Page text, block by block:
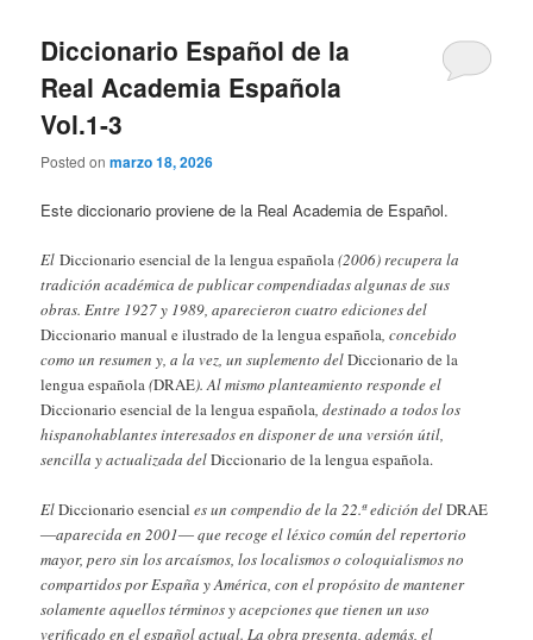
Diccionario Español de la
Real Academia Española
Vol.1-3
Posted onmarzo 18, 2026
Este diccionario proviene de la Real Academia de Español.
ElDiccionario esencial de la lengua española(2006) recupera la
tradición académica de publicar compendiadas algunas de sus
obras. Entre 1927 y 1989, aparecieron cuatro ediciones del
Diccionario manual e ilustrado de la lengua española, concebido
como un resumen y, a la vez, un suplemento delDiccionario de la
lengua española(DRAE). Al mismo planteamiento responde el
Diccionario esencial de la lengua española, destinado a todos los
hispanohablantes interesados en disponer de una versión útil,
sencilla y actualizada delDiccionario de la lengua española.
ElDiccionario esenciales un compendio de la 22.ª edición delDRAE
―aparecida en 2001― que recoge el léxico común del repertorio
mayor, pero sin los arcaísmos, los localismos o coloquialismos no
compartidos por España y América, con el propósito de mantener
solamente aquellos términos y acepciones que tienen un uso
verificado en el español actual. La obra presenta, además, el